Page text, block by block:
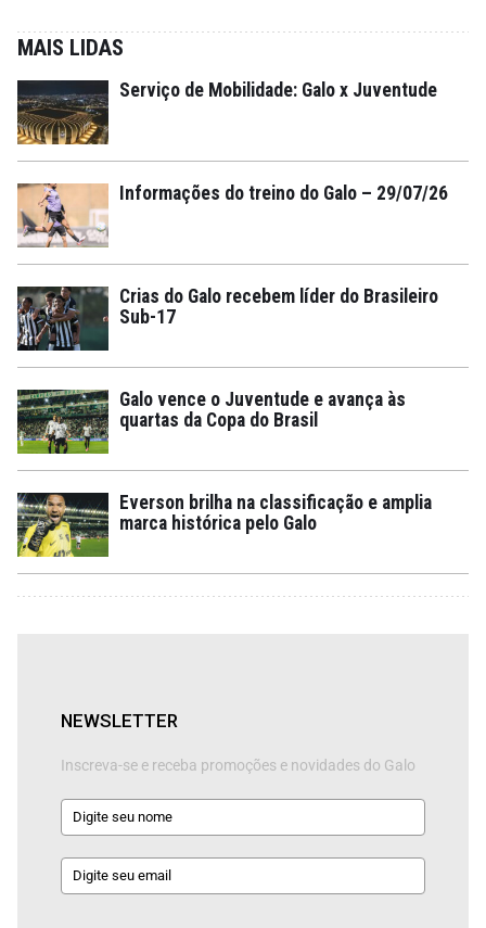
MAIS LIDAS
Serviço de Mobilidade: Galo x Juventude
Informações do treino do Galo – 29/07/26
Crias do Galo recebem líder do Brasileiro
Sub-17
Galo vence o Juventude e avança às
quartas da Copa do Brasil
Everson brilha na classificação e amplia
marca histórica pelo Galo
NEWSLETTER
Inscreva-se e receba promoções e novidades do Galo